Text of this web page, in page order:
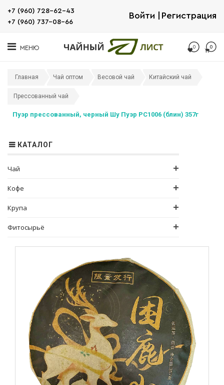
+7 (960) 728-62-43
+7 (960) 737-08-66
Войти Регистрация
МЕНЮ 0 0
Главная Чай оптом Весовой чай Китайский чай
Прессованный чай
Пуэр прессованный, черный Шу Пуэр РС1006 (блин) 357г
КАТАЛОГ
Чай
Кофе
Крупа
Фитосырьё